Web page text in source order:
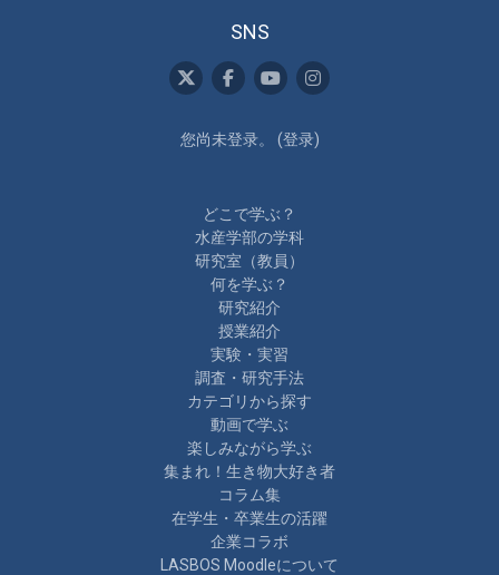
SNS
您尚未登录。 (登录)
どこで学ぶ？
水産学部の学科
研究室（教員）
何を学ぶ？
研究紹介
授業紹介
実験・実習
調査・研究手法
カテゴリから探す
動画で学ぶ
楽しみながら学ぶ
集まれ！生き物大好き者
コラム集
在学生・卒業生の活躍
企業コラボ
LASBOS Moodleについて